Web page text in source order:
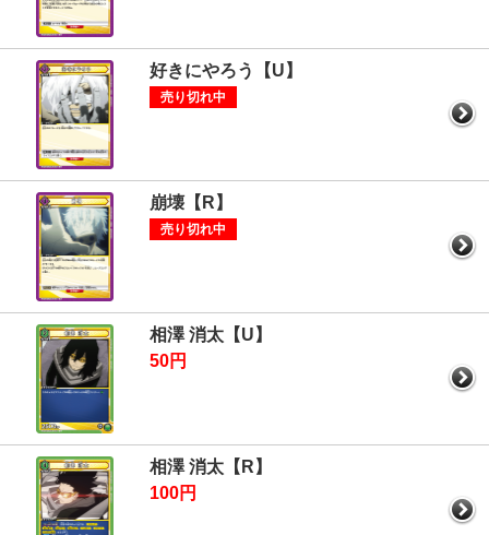
好きにやろう【U】
売り切れ中
崩壊【R】
売り切れ中
相澤 消太【U】
50円
相澤 消太【R】
100円